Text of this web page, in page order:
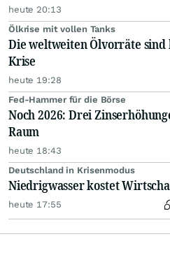
heute 20:13
Ölkrise mit vollen Tanks
Die weltweiten Ölvorräte sind
Krise
heute 19:28
Fed-Hammer für die Börse
Noch 2026: Drei
Raum
heute 18:43
Deutschland in Krisenmodus
Niedrigwasser kostet
heute 17:55